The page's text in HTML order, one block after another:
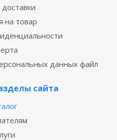
на товар
данных файл
сайта